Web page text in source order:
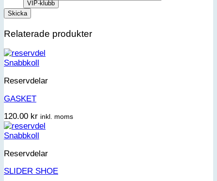
Relaterade produkter
Snabbkoll
Reservdelar
GASKET
120.00 kr inkl. moms
Snabbkoll
Reservdelar
SLIDER SHOE